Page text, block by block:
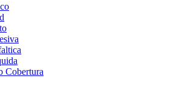
Cobertura